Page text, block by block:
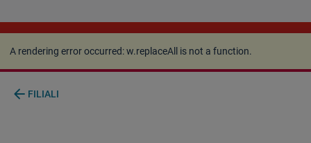
A rendering error occurred:w.replaceAll is not a
function.
A rendering error occurred:w.replaceAll is not a function.
arrow_back FILIALI